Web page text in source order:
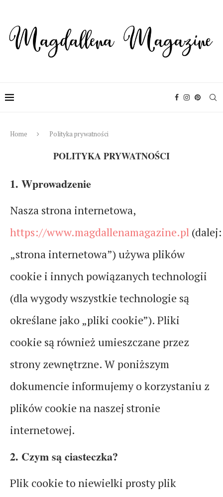
Home Polityka prywatności
POLITYKA PRYWATNOŚCI
1. Wprowadzenie
Nasza strona internetowa,
https://www.magdallenamagazine.pl (dalej:
„strona internetowa”) używa plików
cookie i innych powiązanych technologii
(dla wygody wszystkie technologie są
określane jako „pliki cookie”). Pliki
cookie są również umieszczane przez
strony zewnętrzne. W poniższym
dokumencie informujemy o korzystaniu z
plików cookie na naszej stronie
internetowej.
2. Czym są ciasteczka?
Plik cookie to niewielki prosty plik